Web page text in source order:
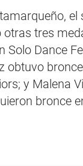
el
tres
Solo Dance
obtuvo
y Malena
bronce